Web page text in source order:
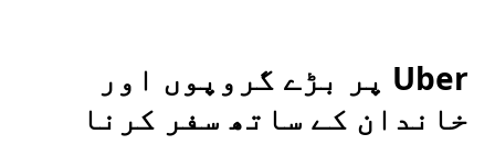
Uber پر بڑے گروپوں اور
خاندان کے ساتھ سفر کرنا